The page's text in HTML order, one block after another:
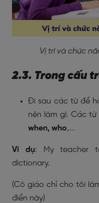
Vị trí và chức
2.3. Trong cấu
Đi sau các từ để
nên làm gì. Các
when, who,...
Ví dụ: My teacher
dictionary.
(Cô giáo chỉ cho tôi
điển này)